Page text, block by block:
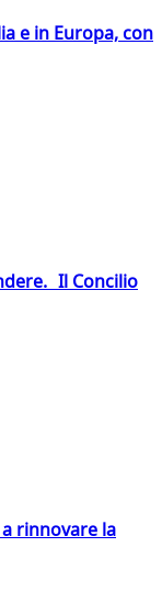
e in Europa, con
Il Concilio
rinnovare la